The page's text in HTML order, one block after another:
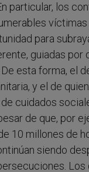
particular, los
para
guiadas
esta forma, el
y el de
cuidados
de que, por
10 millones de
siendo